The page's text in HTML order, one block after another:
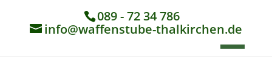
089 - 72 34 786
info@waffenstube-thalkirchen.de